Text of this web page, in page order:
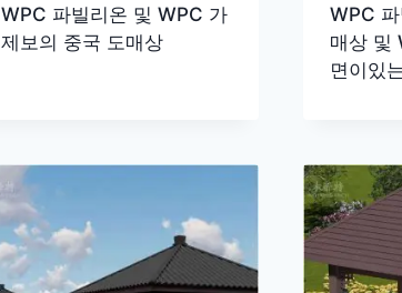
WPC 파빌리온 및 WPC 가
제보의 중국 도매상
WPC
매상 및
면이있